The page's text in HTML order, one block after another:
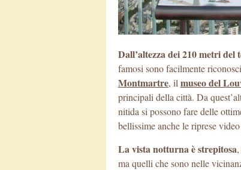
Dall’altezza dei 210 metri
famosi sono facilmente
Montmartre, il museo del
principali della città. Da
nitida si possono fare delle
bellissime anche le riprese
La vista notturna è strepitosa
ma quelli che sono nelle